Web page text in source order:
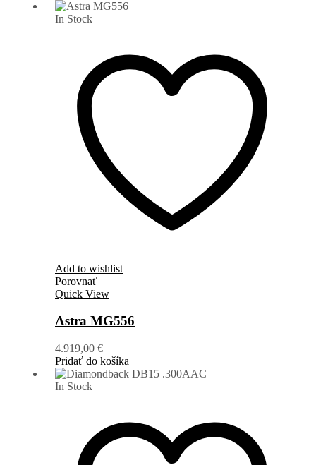
In Stock
Add to wishlist
Porovnať
Quick View
Astra MG556
4.919,00 €
Pridať do košíka
In Stock